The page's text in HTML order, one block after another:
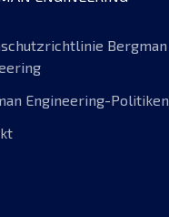
Bergman
Engineering-Politiken